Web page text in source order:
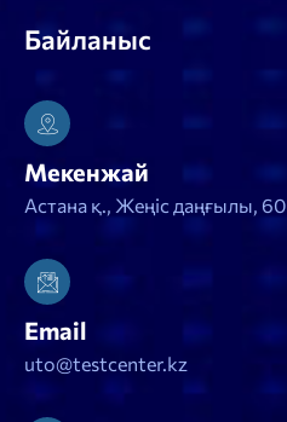
Байланыс
Мекенжай
Астана қ., Жеңіс даңғылы, 60
Email
uto@testcenter.kz